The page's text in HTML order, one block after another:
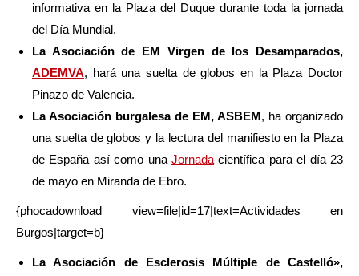
informativa en la Plaza del Duque durante toda la jornada
del Día Mundial.
La Asociación de EM Virgen de los Desamparados,
ADEMVA, hará una suelta de globos en la Plaza Doctor
Pinazo de Valencia.
La Asociación burgalesa de EM, ASBEM, ha organizado
una suelta de globos y la lectura del manifiesto en la Plaza
de España así como una Jornada científica para el día 23
de mayo en Miranda de Ebro.
{phocadownload view=file|id=17|text=Actividades en
Burgos|target=b}
La Asociación de Esclerosis Múltiple de Castelló»,